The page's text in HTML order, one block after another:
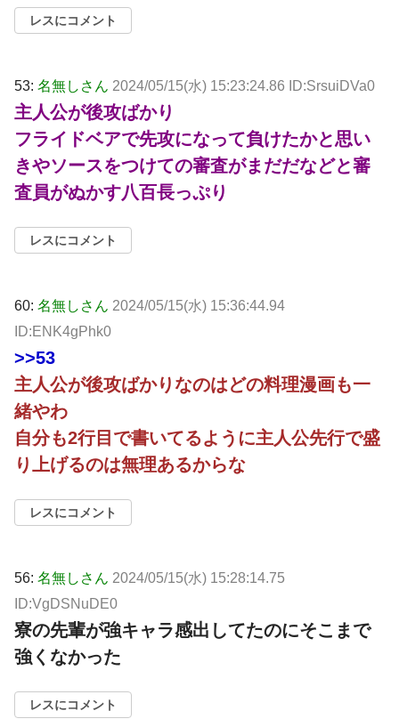
レスにコメント
53: 名無しさん 2024/05/15(水) 15:23:24.86 ID:SrsuiDVa0
主人公が後攻ばかり
フライドベアで先攻になって負けたかと思い
きやソースをつけての審査がまだだなどと審
査員がぬかす八百長っぷり
レスにコメント
60: 名無しさん 2024/05/15(水) 15:36:44.94
ID:ENK4gPhk0
>>53
主人公が後攻ばかりなのはどの料理漫画も一
緒やわ
自分も2行目で書いてるように主人公先行で盛
り上げるのは無理あるからな
レスにコメント
56: 名無しさん 2024/05/15(水) 15:28:14.75
ID:VgDSNuDE0
寮の先輩が強キャラ感出してたのにそこまで
強くなかった
レスにコメント